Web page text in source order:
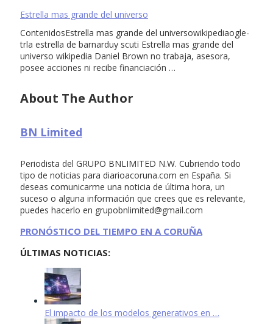
Estrella mas grande del universo
ContenidosEstrella mas grande del universowikipediaogle-
trla estrella de barnarduy scuti Estrella mas grande del
universo wikipedia Daniel Brown no trabaja, asesora,
posee acciones ni recibe financiación …
About The Author
BN Limited
Periodista del GRUPO BNLIMITED N.W. Cubriendo todo
tipo de noticias para diarioacoruna.com en España. Si
deseas comunicarme una noticia de última hora, un
suceso o alguna información que crees que es relevante,
puedes hacerlo en grupobnlimited@gmail.com
PRONÓSTICO DEL TIEMPO EN A CORUÑA
ÚLTIMAS NOTICIAS:
El impacto de los modelos generativos en …